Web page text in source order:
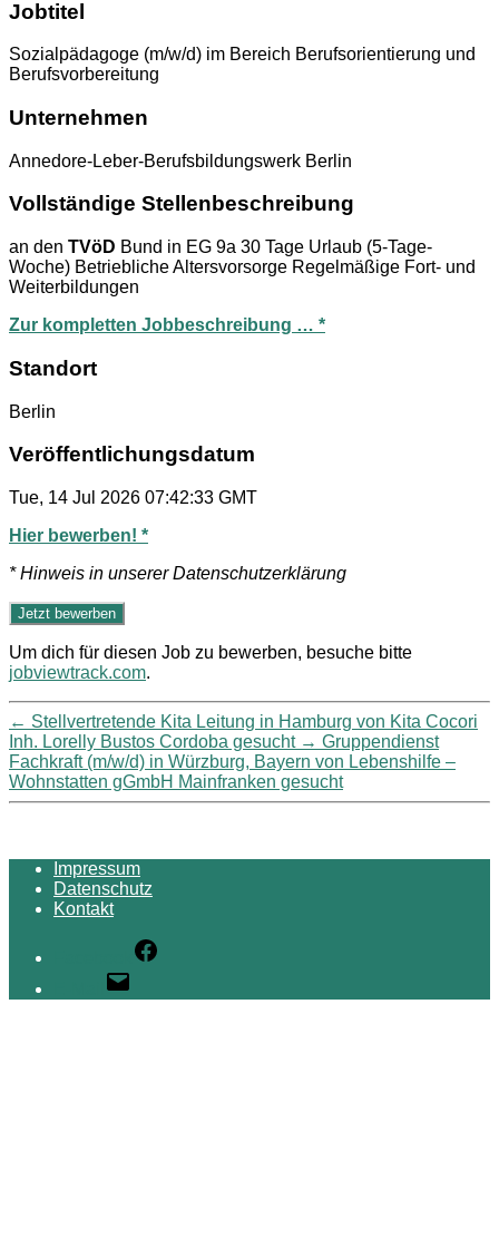
Jobtitel
Sozialpädagoge (m/w/d) im Bereich Berufsorientierung und
Berufsvorbereitung
Unternehmen
Annedore-Leber-Berufsbildungswerk Berlin
Vollständige Stellenbeschreibung
an den TVöD Bund in EG 9a 30 Tage Urlaub (5-Tage-
Woche) Betriebliche Altersvorsorge Regelmäßige Fort- und
Weiterbildungen
Zur kompletten Jobbeschreibung … *
Standort
Berlin
Veröffentlichungsdatum
Tue, 14 Jul 2026 07:42:33 GMT
Hier bewerben! *
* Hinweis in unserer Datenschutzerklärung
Um dich für diesen Job zu bewerben, besuche bitte
jobviewtrack.com.
← Stellvertretende Kita Leitung in Hamburg von Kita Cocori
Inh. Lorelly Bustos Cordoba gesucht → Gruppendienst
Fachkraft (m/w/d) in Würzburg, Bayern von Lebenshilfe –
Wohnstatten gGmbH Mainfranken gesucht
Impressum
Datenschutz
Kontakt